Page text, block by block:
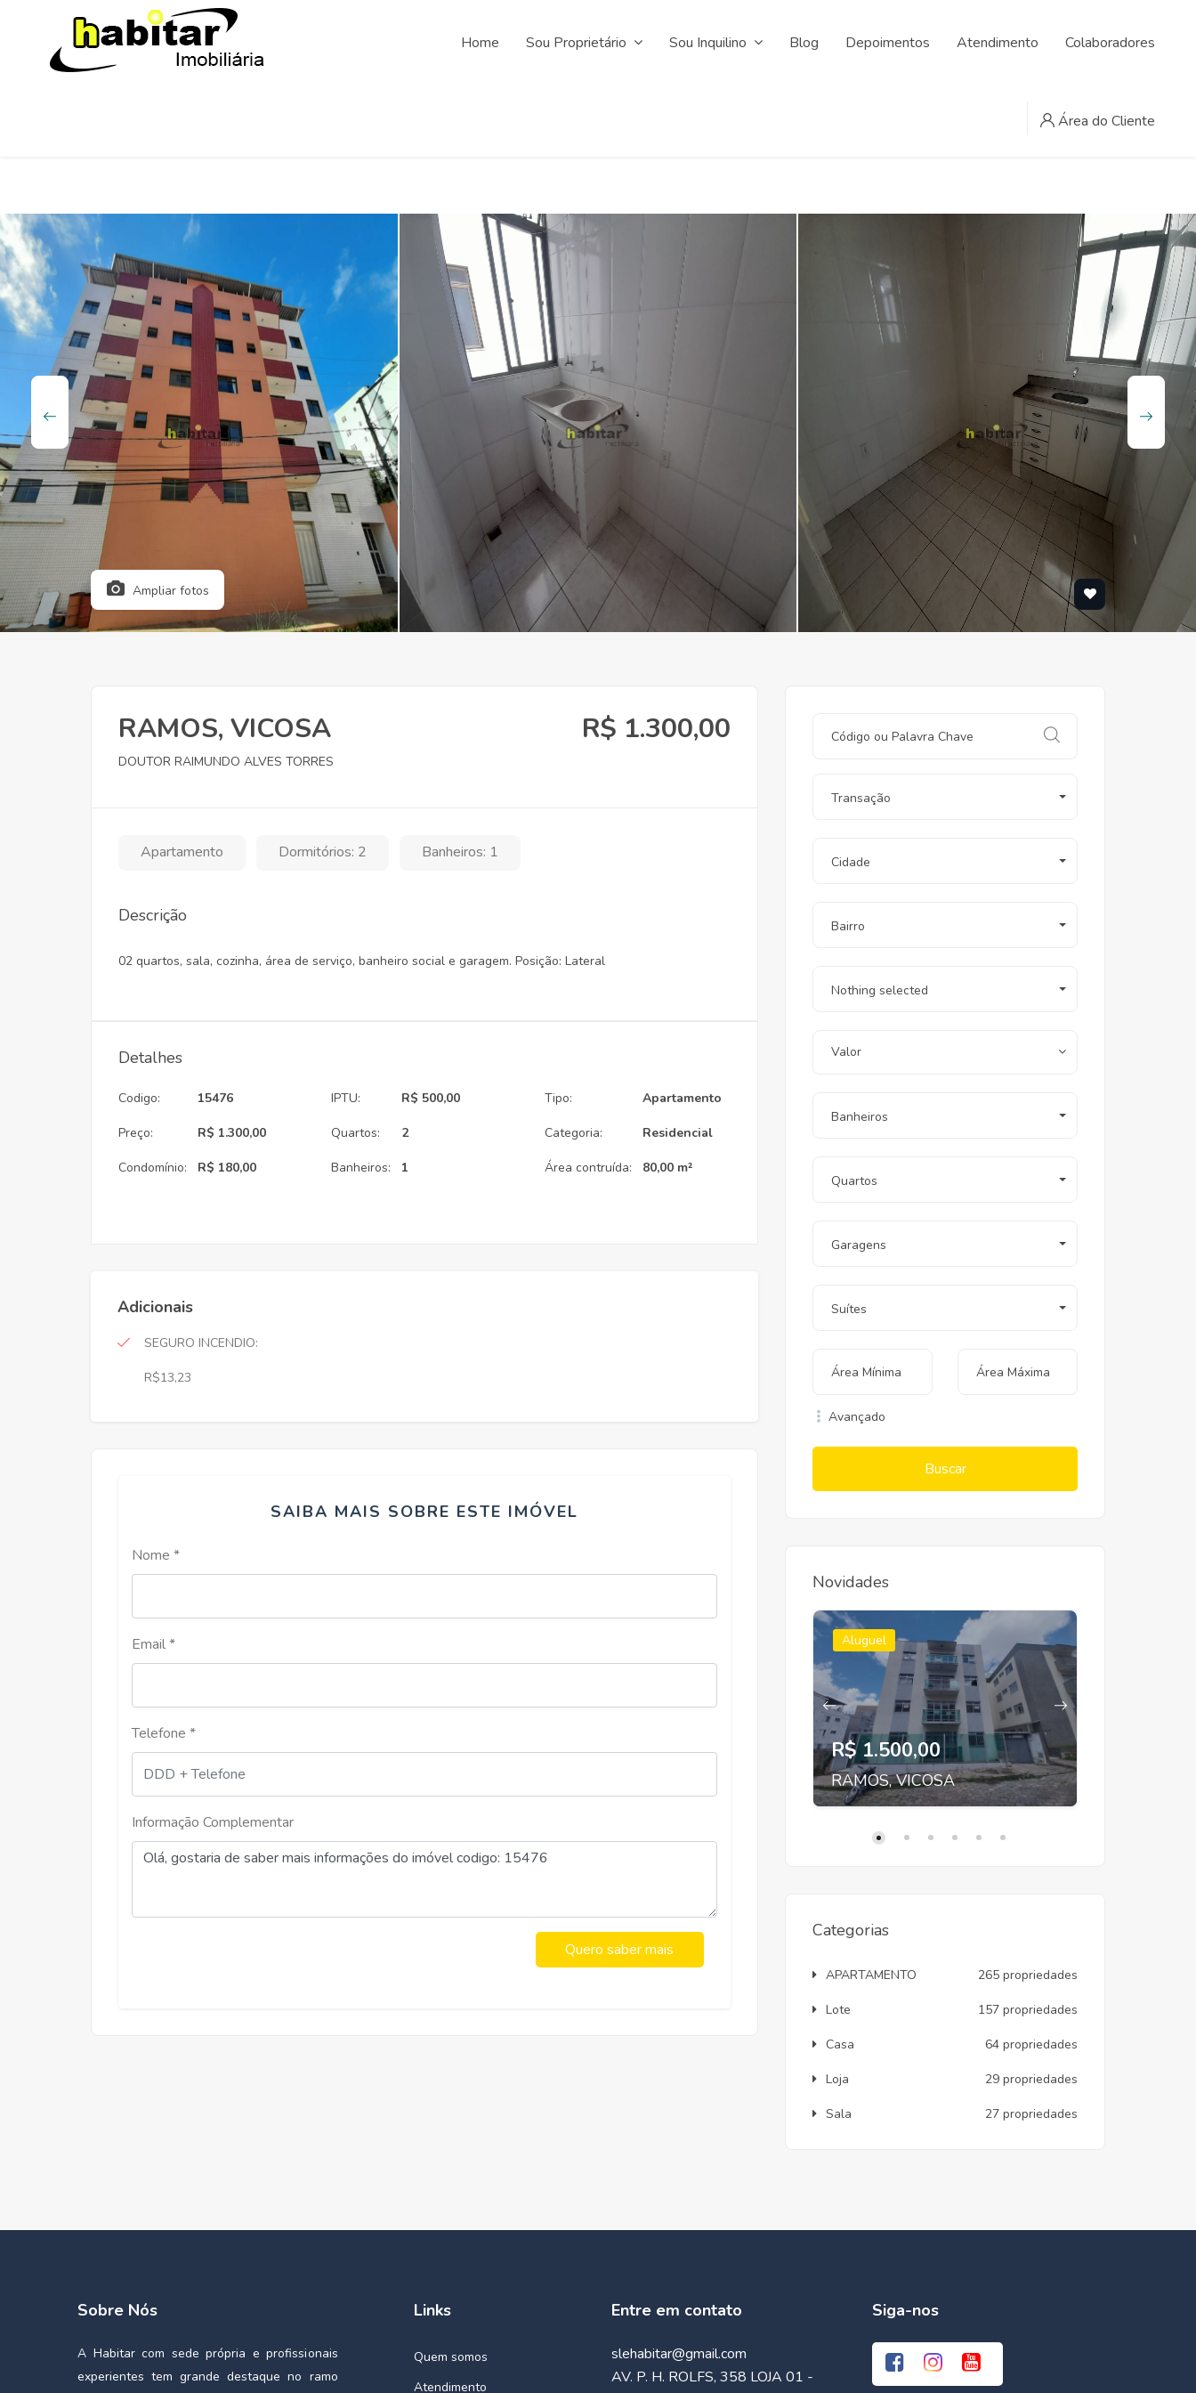
Home Sou Proprietário Sou Inquilino Blog Depoimentos Atendimento Colaboradores
Área do Cliente
Ampliar fotos
RAMOS, VICOSA
DOUTOR RAIMUNDO ALVES TORRES
R$ 1.300,00
Apartamento Dormitórios: 2 Banheiros: 1
Descrição
02 quartos, sala, cozinha, área de serviço, banheiro social e garagem. Posição: Lateral
Detalhes
Codigo:
Preço:
Condomínio:
15476
R$ 1.300,00
R$ 180,00
IPTU:
Quartos:
Banheiros:
R$ 500,00
2
1
Tipo:
Categoria:
Área contruída:
Apartamento
Residencial
80,00 m²
Adicionais
SEGURO INCENDIO:
R$13,23
SAIBA MAIS SOBRE ESTE IMÓVEL
Nome *
Email *
Telefone *
Informação Complementar
Quero saber mais
Transação
Cidade
Bairro
Nothing selected
Valor
Banheiros
Quartos
Garagens
Suítes
Avançado
Buscar
Novidades
R$ 1.350,00 R$ 1.500,00
Aluguel
R$ 1.500,00
RAMOS, VICOSA
Categorias
APARTAMENTO 265 propriedades
Lote 157 propriedades
Casa 64 propriedades
Loja 29 propriedades
Sala 27 propriedades
Sobre Nós
A Habitar com sede própria e profissionais
experientes tem grande destaque no ramo
Links
Quem somos
Atendimento
Entre em contato
slehabitar@gmail.com
AV. P. H. ROLFS, 358 LOJA 01 -
Siga-nos